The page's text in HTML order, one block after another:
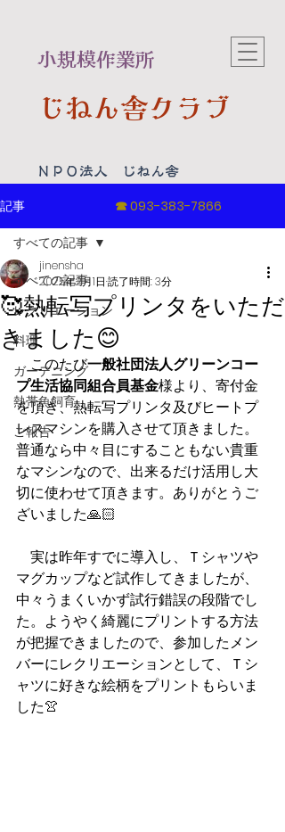
​小規模作業所
じねん舎クラブ
​ＮＰＯ法人 じねん舎
☎093-383-7866
記事
すべての記事
レクリエーション
料理
ガーデニング
熱帯魚飼育
ご報告
すべての記事
🥰熱転写プリンタをいただ
きました😊
jinensha
2025年2月1日 読了時間: 3分
このたび一般社団法人グリーンコー
プ生活協同組合員基金様より、寄付金
を頂き、熱転写プリンタ及びヒートプ
レスマシンを購入させて頂きました。
普通なら中々目にすることもない貴重
なマシンなので、出来るだけ活用し大
切に使わせて頂きます。ありがとうご
ざいました🙏🏻
実は昨年すでに導入し、Ｔシャツや
マグカップなど試作してきましたが、
中々うまくいかず試行錯誤の段階でし
た。ようやく綺麗にプリントする方法
が把握できましたので、参加したメン
バーにレクリエーションとして、Ｔシ
ャツに好きな絵柄をプリントもらいま
した👚